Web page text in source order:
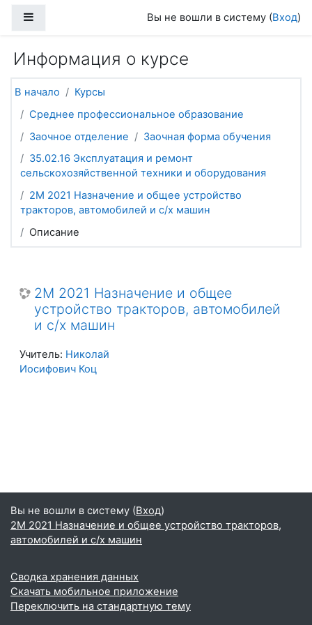
Вы не вошли в систему (Вход)
Информация о курсе
В начало
Курсы
Среднее профессиональное образование
Заочное отделение
Заочная форма обучения
35.02.16 Эксплуатация и ремонт
сельскохозяйственной техники и оборудования
2М 2021 Назначение и общее устройство
тракторов, автомобилей и с/х машин
Описание
2М 2021 Назначение и общее
устройство тракторов, автомобилей
и с/х машин
Учитель: Николай
Иосифович Коц
Вы не вошли в систему (Вход)
2М 2021 Назначение и общее устройство тракторов,
автомобилей и с/х машин
Сводка хранения данных
Скачать мобильное приложение
Переключить на стандартную тему